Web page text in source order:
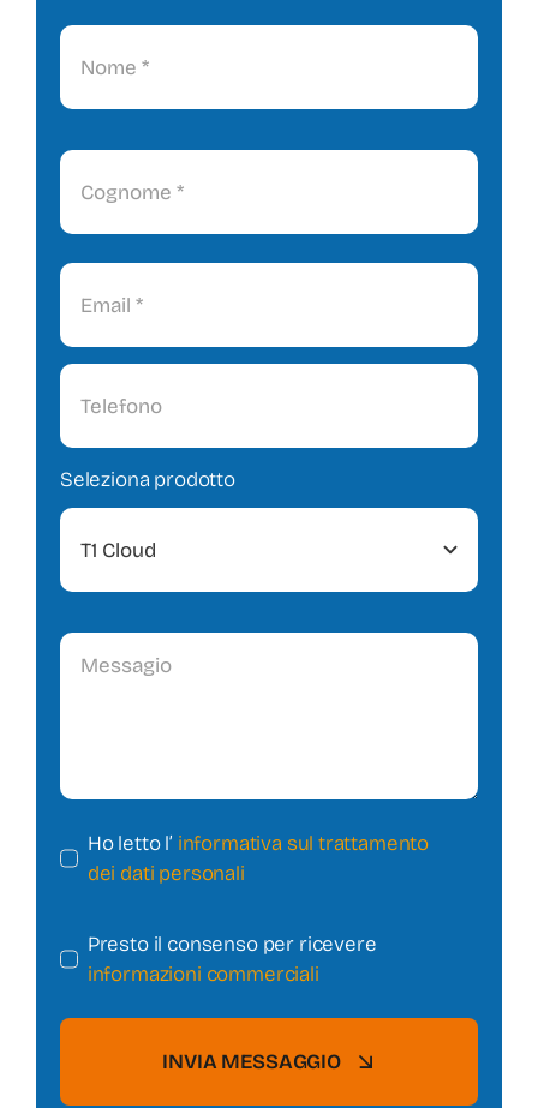
Seleziona prodotto
Ho letto l’ informativa sul trattamento
dei dati personali
Presto il consenso per ricevere
informazioni commerciali
INVIA MESSAGGIO